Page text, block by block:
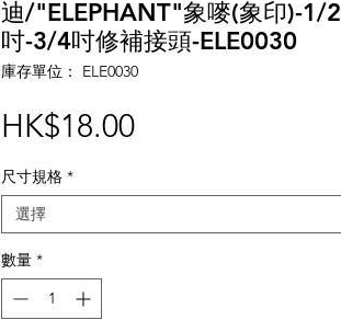
迪/"ELEPHANT"象嘜(象印)-1/2
吋-3/4吋修補接頭-ELE0030
庫存單位： ELE0030
HK$18.00價
尺寸規格 *
選擇
數量 *